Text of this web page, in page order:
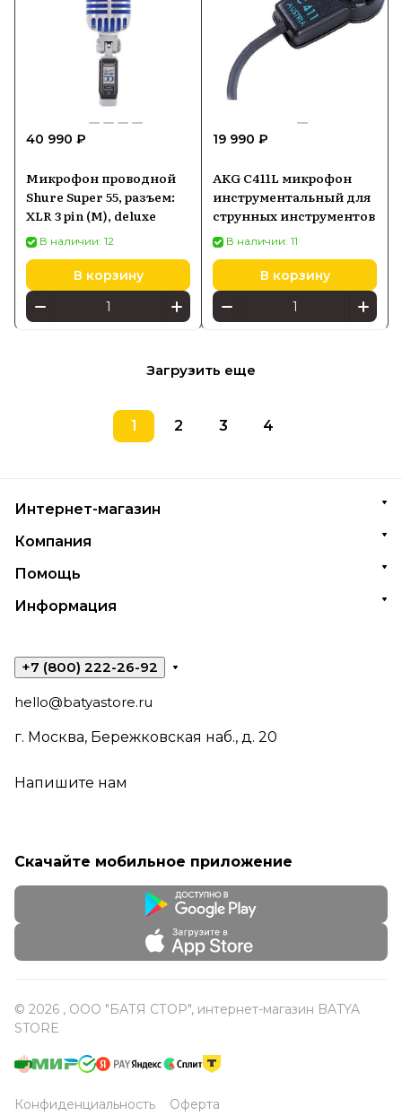
40 990 ₽
Микрофон проводной
Shure Super 55, разъем:
XLR 3 pin (M), deluxe
В наличии: 12
В корзину
19 990 ₽
AKG C411L микрофон
инструментальный для
струнных инструментов
В наличии: 11
В корзину
Загрузить еще
1 2 3 4
Интернет-магазин
Компания
Помощь
Информация
+7 (800) 222-26-92
hello@batyastore.ru
г. Москва, Бережковская наб., д. 20
Напишите нам
Скачайте мобильное приложение
© 2026 , ООО "БАТЯ СТОР", интернет-магазин BATYA
STORE
Конфиденциальность Оферта